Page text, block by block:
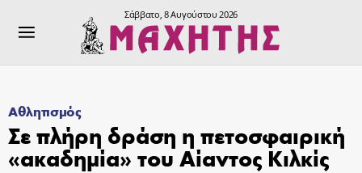
Σάββατο, 8 Αυγούστου 2026
Αθλητισμός
Σε πλήρη δράση η πετοσφαιρική
«ακαδημία» του Αίαντος Κιλκίς